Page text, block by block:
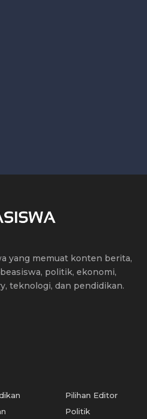
yang memuat konten berita,
politik, ekonomi,
teknologi, dan pendidikan.
Pilihan Editor
Politik